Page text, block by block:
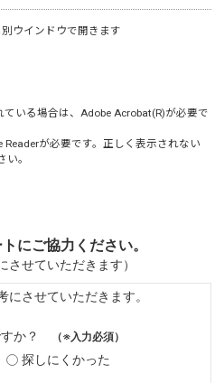
ウインドウで開きます
ている場合は、Adobe Acrobat(R)が必要で
Readerが必要です。正しく表示されない
。